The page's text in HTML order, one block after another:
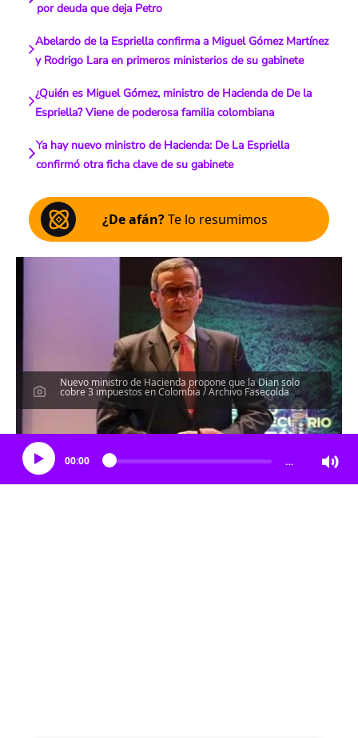
por deuda que deja Petro
Abelardo de la Espriella confirma a Miguel Gómez Martínez
y Rodrigo Lara en primeros ministerios de su gabinete
¿Quién es Miguel Gómez, ministro de Hacienda de De la
Espriella? Viene de poderosa familia colombiana
Ya hay nuevo ministro de Hacienda: De La Espriella
confirmó otra ficha clave de su gabinete
¿De afán?Te lo resumimos
Nuevo ministro de Hacienda propone que la Dian solo
cobre 3 impuestos en Colombia / Archivo Fasecolda
Escucha el artículo
00:00 …